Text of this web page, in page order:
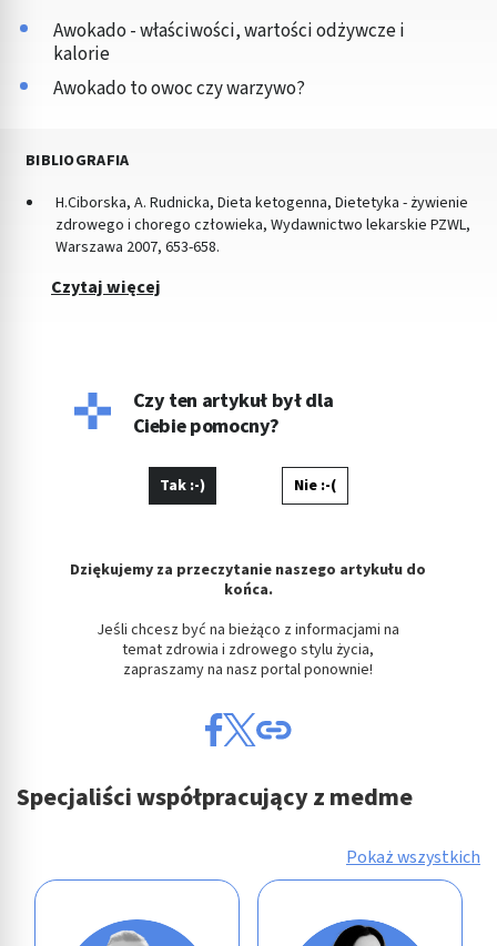
Awokado - właściwości, wartości odżywcze i
kalorie
Awokado to owoc czy warzywo?
BIBLIOGRAFIA
H.Ciborska, A. Rudnicka, Dieta ketogenna, Dietetyka - żywienie
zdrowego i chorego człowieka, Wydawnictwo lekarskie PZWL,
Warszawa 2007, 653-658.
Czytaj więcej
Czy ten artykuł był dla
Ciebie pomocny?
Tak :-) Nie :-(
Dziękujemy za przeczytanie naszego artykułu do
końca.
Jeśli chcesz być na bieżąco z informacjami na
temat zdrowia i zdrowego stylu życia,
zapraszamy na nasz portal ponownie!
Specjaliści współpracujący z medme
Pokaż wszystkich